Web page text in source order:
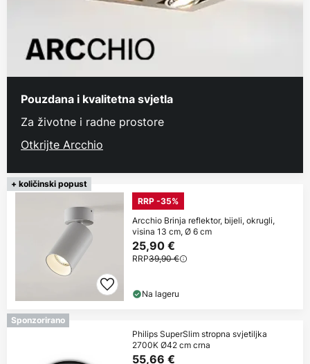
Pouzdana i kvalitetna svjetla
Za životne i radne prostore
Otkrijte Arcchio
+ količinski popust
RRP -35%
Arcchio Brinja reflektor, bijeli, okrugli,
visina 13 cm, Ø 6 cm
25,90 €
RRP39,90 €
Na lageru
Sponzorirano
Philips SuperSlim stropna svjetiljka
2700K Ø42 cm crna
55,66 €